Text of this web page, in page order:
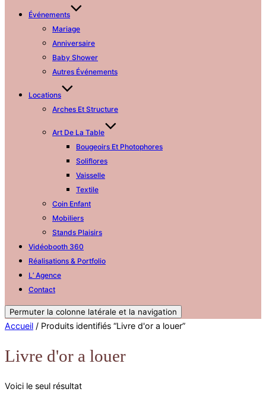
Événements
Mariage
Anniversaire
Baby Shower
Autres Événements
Locations
Arches Et Structure
Art De La Table
Bougeoirs Et Photophores
Soliflores
Vaisselle
Textile
Coin Enfant
Mobiliers
Stands Plaisirs
Vidéobooth 360
Réalisations & Portfolio
L’ Agence
Contact
Permuter la colonne latérale et la navigation
Accueil / Produits identifiés “Livre d'or a louer”
Livre d'or a louer
Voici le seul résultat